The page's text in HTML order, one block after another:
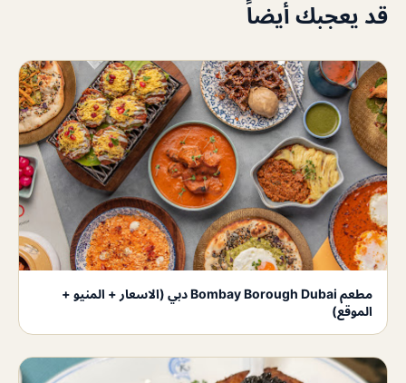
قد يعجبك أيضاً
مطعم Bombay Borough Dubai دبي (الاسعار + المنيو +
الموقع)